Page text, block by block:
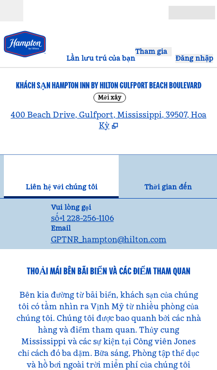
Lần lưu trú của bạn
Tham gia
Đăng nhập
KHÁCH SẠN HAMPTON INN BY HILTON GULFPORT BEACH BOULEVARD
Mới xây
400 Beach Drive, Gulfport, Mississippi, 39507, Hoa
Kỳ
Liên hệ với chúng tôi
Thời gian đến
Vui lòng gọi
Gọi
số+1 228-256-1106
Email
Email
GPTNR_hampton@hilton.com
THOẢI MÁI BÊN BÃI BIỂN VÀ CÁC ĐIỂM THAM QUAN
Bên kia đường từ bãi biển, khách sạn của chúng
tôi có tầm nhìn ra Vịnh Mỹ từ nhiều phòng của
chúng tôi. Chúng tôi được bao quanh bởi các nhà
hàng và điểm tham quan. Thủy cung
Mississippi và các sự kiện tại Công viên Jones
chỉ cách đó ba dặm. Bữa sáng, Phòng tập thể dục
và hồ bơi ngoài trời miễn phí của chúng tôi